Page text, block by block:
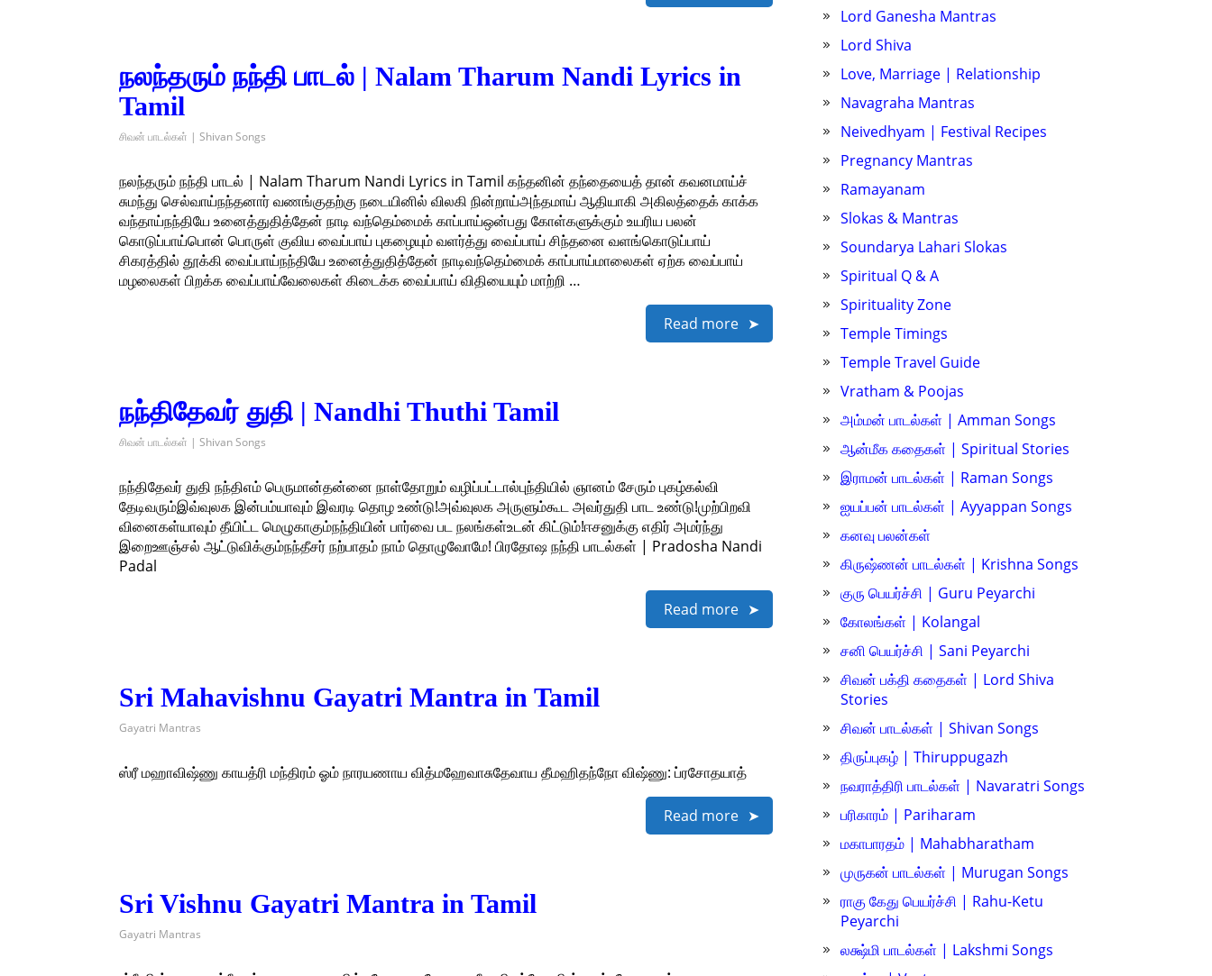
நலந்தரும் நந்தி பாடல் | Nalam Tharum Nandi Lyrics in
Tamil
சிவன் பாடல்கள் | Shivan Songs
நலந்தரும் நந்தி பாடல் | Nalam Tharum Nandi Lyrics in Tamil கந்தனின் தந்தையைத் தான் கவனமாய்ச்
சுமந்து செல்வாய்நந்தனார் வணங்குதற்கு நடையினில் விலகி நின்றாய்அந்தமாய் ஆதியாகி அகிலத்தைக் காக்க
வந்தாய்நந்தியே உனைத்துதித்தேன் நாடி வந்தெம்மைக் காப்பாய்ஒன்பது கோள்களுக்கும் உயரிய பலன்
கொடுப்பாய்பொன் பொருள் குவிய வைப்பாய் புகழையும் வளர்த்து வைப்பாய் சிந்தனை வளங்கொடுப்பாய்
சிகரத்தில் தூக்கி வைப்பாய்நந்தியே உனைத்துதித்தேன் நாடிவந்தெம்மைக் காப்பாய்மாலைகள் ஏற்க வைப்பாய்
மழலைகள் பிறக்க வைப்பாய்வேலைகள் கிடைக்க வைப்பாய் விதியையும் மாற்றி …
Read more
நந்திதேவர் துதி | Nandhi Thuthi Tamil
சிவன் பாடல்கள் | Shivan Songs
நந்திதேவர் துதி நந்திஎம் பெருமான்தன்னை நாள்தோறும் வழிப்பட்டால்புந்தியில் ஞானம் சேரும் புகழ்கல்வி
தேடிவரும்இவ்வுலக இன்பம்யாவும் இவரடி தொழ உண்டு!அவ்வுலக அருளும்கூட அவர்துதி பாட உண்டு!முற்பிறவி
வினைகள்யாவும் தீயிட்ட மெழுகாகும்நந்தியின் பார்வை பட நலங்கள்உடன் கிட்டும்!ஈசனுக்கு எதிர் அமர்ந்து
இறைஊஞ்சல் ஆட்டுவிக்கும்நந்தீசர் நற்பாதம் நாம் தொழுவோமே! பிரதோஷ நந்தி பாடல்கள் | Pradosha Nandi
Padal
Read more
Sri Mahavishnu Gayatri Mantra in Tamil
Gayatri Mantras
ஸ்ரீ மஹாவிஷ்ணு காயத்ரி மந்திரம் ஓம் நாரயணாய வித்மஹேவாசுதேவாய தீமஹிதந்நோ விஷ்ணு: ப்ரசோதயாத்
Read more
Sri Vishnu Gayatri Mantra in Tamil
Gayatri Mantras
Lord Ganesha Mantras
Lord Shiva
Love, Marriage | Relationship
Navagraha Mantras
Neivedhyam | Festival Recipes
Pregnancy Mantras
Ramayanam
Slokas & Mantras
Soundarya Lahari Slokas
Spiritual Q & A
Spirituality Zone
Temple Timings
Temple Travel Guide
Vratham & Poojas
அம்மன் பாடல்கள் | Amman Songs
ஆன்மீக கதைகள் | Spiritual Stories
இராமன் பாடல்கள் | Raman Songs
ஐயப்பன் பாடல்கள் | Ayyappan Songs
கனவு பலன்கள்
கிருஷ்ணன் பாடல்கள் | Krishna Songs
குரு பெயர்ச்சி | Guru Peyarchi
கோலங்கள் | Kolangal
சனி பெயர்ச்சி | Sani Peyarchi
சிவன் பக்தி கதைகள் | Lord Shiva
Stories
சிவன் பாடல்கள் | Shivan Songs
திருப்புகழ் | Thiruppugazh
நவராத்திரி பாடல்கள் | Navaratri Songs
பரிகாரம் | Pariharam
மகாபாரதம் | Mahabharatham
முருகன் பாடல்கள் | Murugan Songs
ராகு கேது பெயர்ச்சி | Rahu-Ketu
Peyarchi
லக்ஷ்மி பாடல்கள் | Lakshmi Songs